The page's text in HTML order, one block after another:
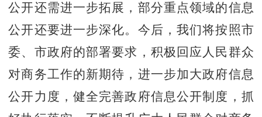
公开还需进一步拓展，部分重点领域的信息
公开还要进一步深化。今后，我们将按照市
委、市政府的部署要求，积极回应人民群众
对商务工作的新期待，进一步加大政府信息
公开力度，健全完善政府信息公开制度，抓